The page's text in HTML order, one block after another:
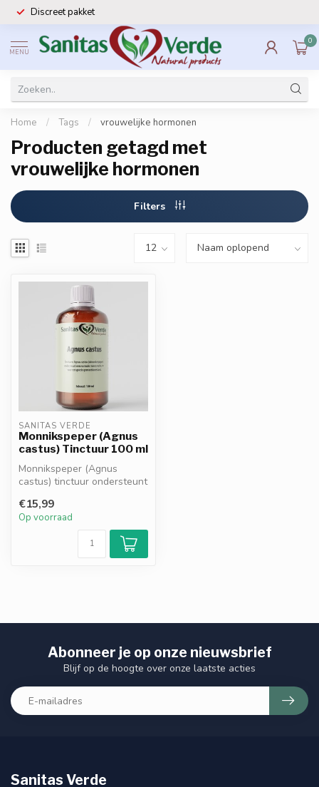
Discreet pakket
MENU
0
Home / Tags / vrouwelijke hormonen
Producten getagd met
vrouwelijke hormonen
Filters
SANITAS VERDE
Monnikspeper (Agnus
castus) Tinctuur 100 ml
Monnikspeper (Agnus
castus) tinctuur ondersteunt
en help...
€15,99
Op voorraad
Abonneer je op onze nieuwsbrief
Blijf op de hoogte over onze laatste acties
Sanitas Verde